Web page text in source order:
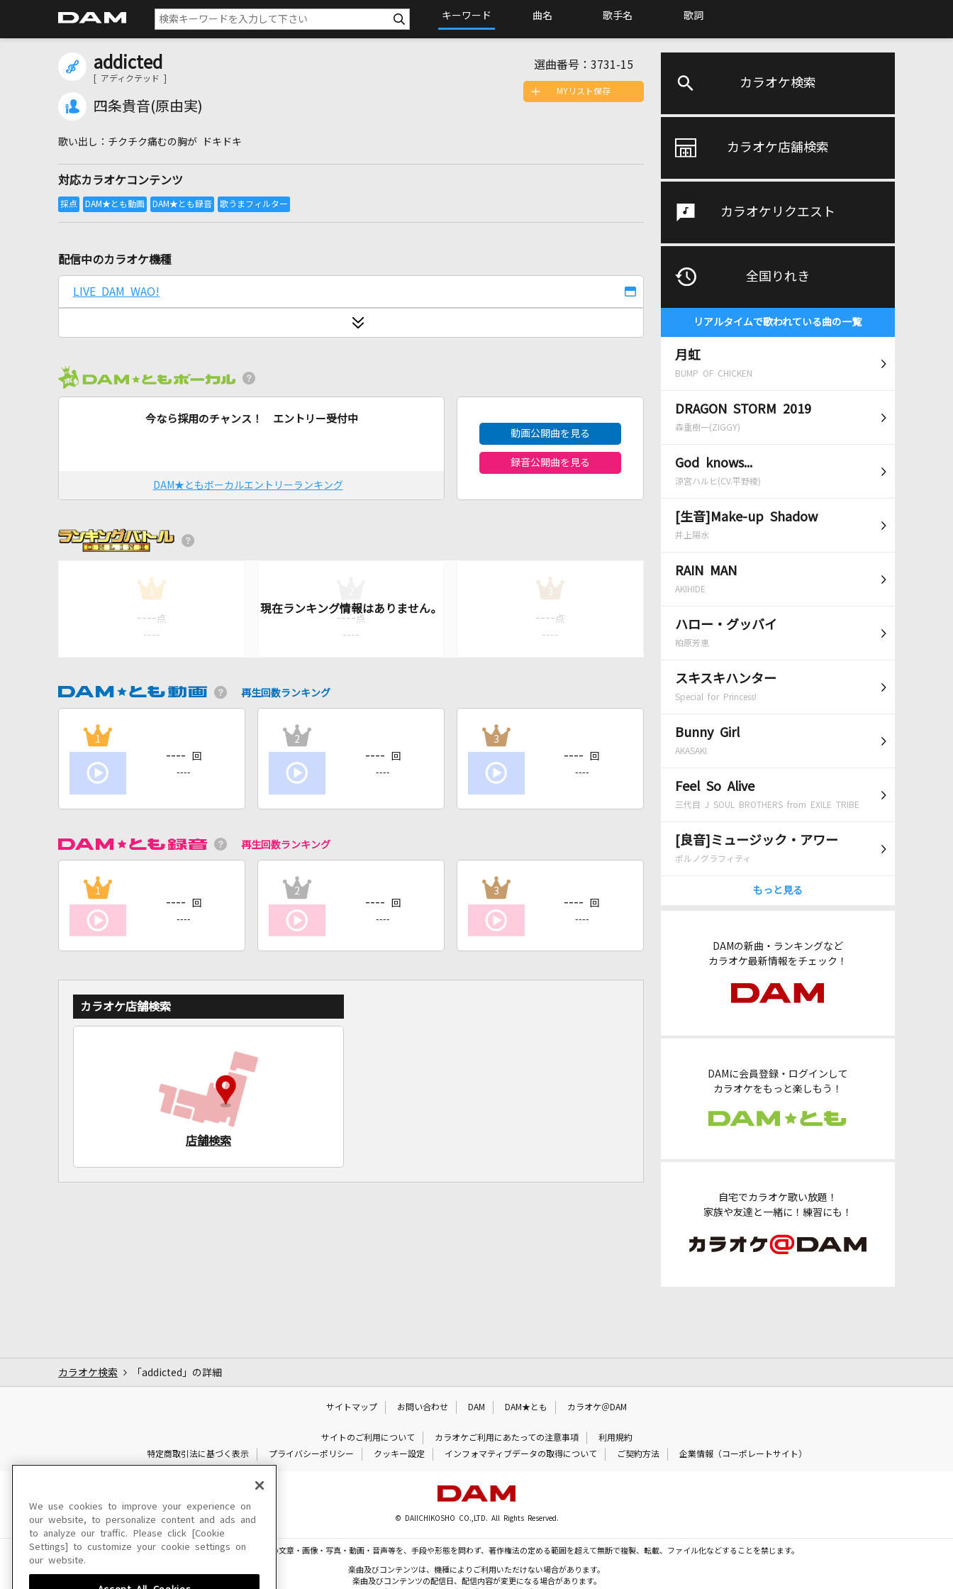
キーワード 曲名 歌手名 歌詞
カラオケ検索
カラオケ店舗検索
カラオケリクエスト
全国りれき
リアルタイムで歌われている曲の一覧
月虹
BUMP OF CHICKEN
DRAGON STORM 2019
森重樹一(ZIGGY)
God knows...
涼宮ハルヒ(CV.平野綾)
[生音]Make-up Shadow
井上陽水
RAIN MAN
AKIHIDE
ハロー・グッバイ
柏原芳恵
スキスキハンター
Special for Princess!
Bunny Girl
AKASAKI
Feel So Alive
三代目 J SOUL BROTHERS from EXILE TRIBE
[良音]ミュージック・アワー
ポルノグラフィティ
もっと見る
DAMの新曲・ランキングなど
カラオケ最新情報をチェック！
DAMに会員登録・ログインして
カラオケをもっと楽しもう！
自宅でカラオケ歌い放題！
家族や友達と一緒に！練習にも！
addicted
[ アディクテッド ]
四条貴音(原由実)
選曲番号： 3731-15
チクチク痛むの胸が ドキドキ
対応カラオケコンテンツ
MYリスト保存
配信中のカラオケ機種
LIVE DAM WAO!
今なら採用のチャンス！ エントリー受付中
DAM★ともボーカルエントリーランキング
動画公開曲を見る
録音公開曲を見る
1
---- 点
----
---- 点
----
3
---- 点
----
再生回数ランキング
1
---- 回
----
2
---- 回
----
3
---- 回
----
再生回数ランキング
1
---- 回
----
2
---- 回
----
3
---- 回
----
カラオケ店舗検索
店舗検索
カラオケ検索 「addicted」の詳細
サイトマップ お問い合わせ DAM DAM★とも カラオケ＠DAM
サイトのご利用について カラオケご利用にあたっての注意事項
利用規約
特定商取引法に基づく表示
プライバシーポリシー クッキー設定 インフォマティブデータの取得について ご契約方法 企業情報（コーポレートサイト）
© DAIICHIKOSHO CO.,LTD. All Rights Reserved.
このサイトに掲載されている一切の文章・画像・写真・動画・音声等を、手段や形態を問わず、著作権法の定める範囲を超えて無断で複製、転載、ファイル化などすることを禁じます。
楽曲及びコンテンツは、機種によりご利用いただけない場合があります。
楽曲及びコンテンツの配信日、配信内容が変更になる場合があります。
We use cookies to improve your experience on
our website, to personalize content and ads and
to analyze our traffic. Please click [Cookie
Settings] to customize your cookie settings on
our website.